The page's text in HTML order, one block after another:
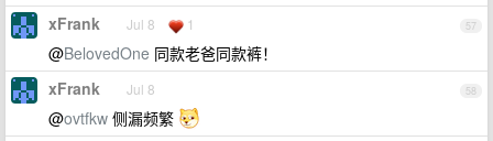
57
xFrank Jul 8 1
@BelovedOne 同款老爸同款裤！
58
xFrank Jul 8
@ovtfkw 侧漏频繁